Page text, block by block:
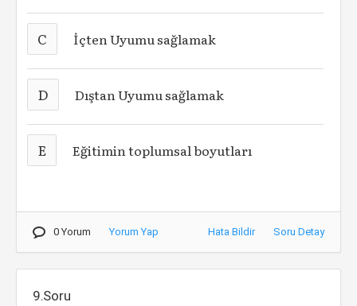
C İçten Uyumu sağlamak
D Dıştan Uyumu sağlamak
E Eğitimin toplumsal boyutları
0 Yorum Yorum Yap Hata Bildir Soru Detay
9.Soru